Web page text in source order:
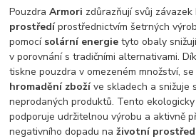
PouzdraArmori zdůrazňují svůj závazek
prostředíprostřednictvím šetrných
pomocí solární energie tyto obaly
v porovnání s tradičními alternativami.
tiskne pouzdra v omezeném množství, se
hromadění zbožíve skladech a snižuje
neprodaných produktů. Tento
podporuje udržitelnou výrobu a aktivně
negativního dopadu naživotní